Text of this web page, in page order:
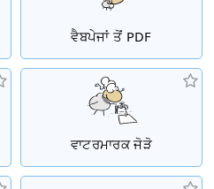
ਵੈਬਪੇਜਾਂ ਤੋਂ PDF
ਵਾਟਰਮਾਰਕ ਜੋੜੋ